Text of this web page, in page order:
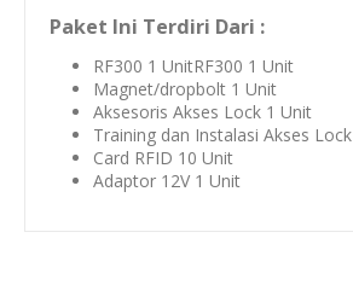
Paket Ini Terdiri Dari :
RF300 1 UnitRF300 1 Unit
Magnet/dropbolt 1 Unit
Aksesoris Akses Lock 1 Unit
Training dan Instalasi Akses Lock
Card RFID 10 Unit
Adaptor 12V 1 Unit